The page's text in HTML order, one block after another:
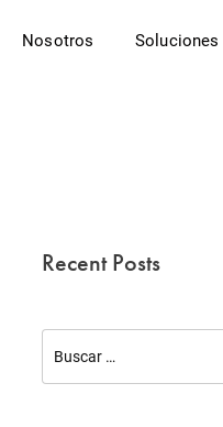
Nosotros Soluciones
Recent Posts